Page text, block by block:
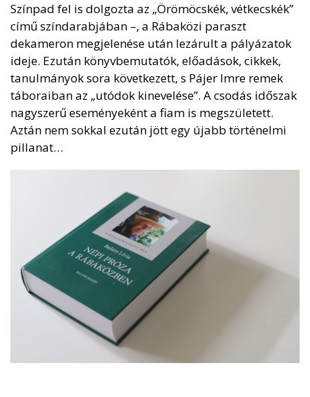
Színpad fel is dolgozta az „Örömöcskék, vétkecskék”
című színdarabjában –, a Rábaközi paraszt
dekameron megjelenése után lezárult a pályázatok
ideje. Ezután könyvbemutatók, előadások, cikkek,
tanulmányok sora következett, s Pájer Imre remek
táboraiban az „utódok kinevelése”. A csodás időszak
nagyszerű eseményeként a fiam is megszületett.
Aztán nem sokkal ezután jött egy újabb történelmi
pillanat…